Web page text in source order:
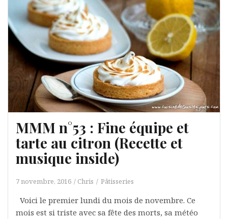
MMM n°53 : Fine équipe et
tarte au citron (Recette et
musique inside)
7 novembre, 2016 Chris Pâtisseries
Voici le premier lundi du mois de novembre. Ce
mois est si triste avec sa fête des morts, sa météo